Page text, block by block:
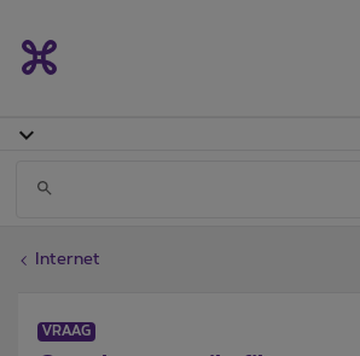
Internet
VRAAG